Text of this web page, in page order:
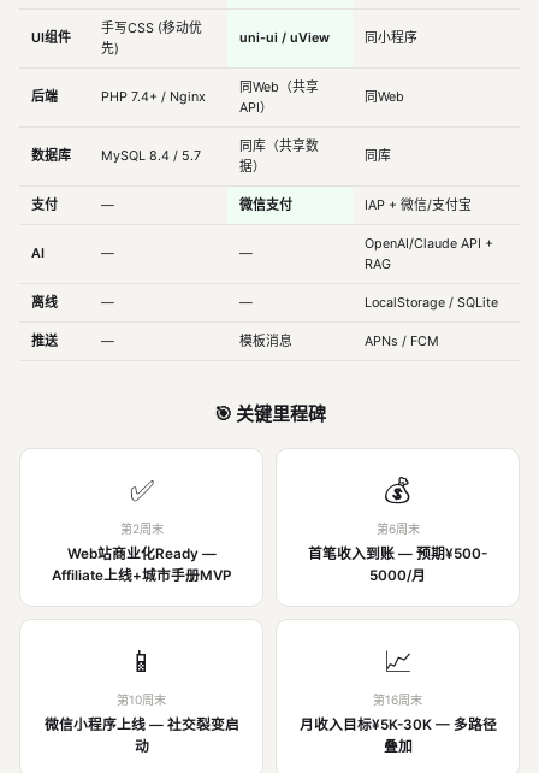
UI组件
手写CSS (移动优
先)
uni-ui / uView 同小程序
后端 PHP 7.4+ / Nginx
同Web（共享
API）
同Web
数据库 MySQL 8.4 / 5.7
同库（共享数
据）
同库
支付 — 微信支付 IAP + 微信/支付宝
AI — —
OpenAI/Claude API +
RAG
离线 — — LocalStorage / SQLite
推送 — 模板消息 APNs / FCM
🎯 关键里程碑
✅
第2周末
Web站商业化Ready —
Affiliate上线+城市手册MVP
💰
第6周末
首笔收入到账 — 预期¥500-
5000/月
📱
第10周末
微信小程序上线 — 社交裂变启
动
📈
第16周末
月收入目标¥5K-30K — 多路径
叠加